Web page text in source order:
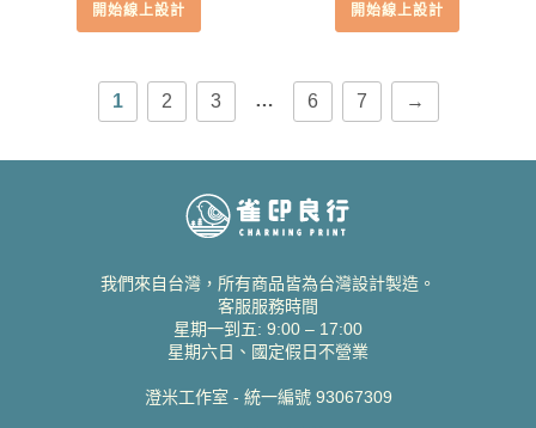
開始線上設計 開始線上設計
1 2 3 … 6 7 →
我們來自台灣，所有商品皆為台灣設計製造。
客服服務時間
星期一到五: 9:00 – 17:00
星期六日、國定假日不營業
澄米工作室 - 統一編號 93067309